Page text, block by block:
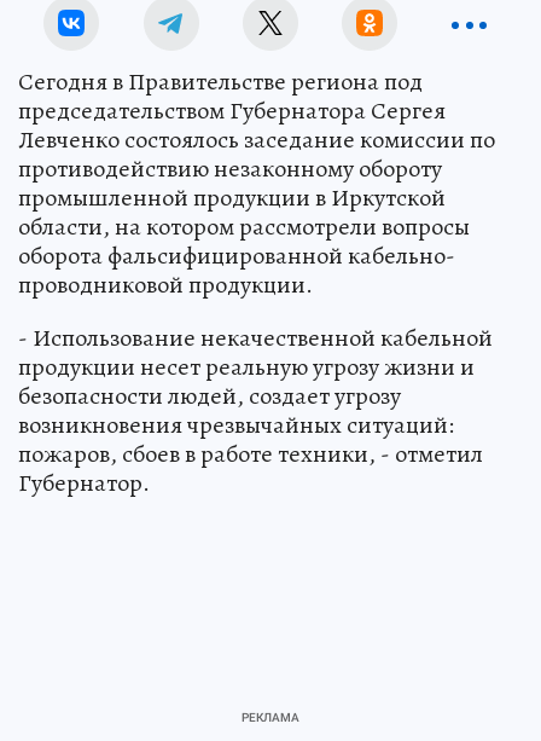
Сегодня в Правительстве региона под
председательством Губернатора Сергея
Левченко состоялось заседание комиссии по
противодействию незаконному обороту
промышленной продукции в Иркутской
области, на котором рассмотрели вопросы
оборота фальсифицированной кабельно-
проводниковой продукции.
- Использование некачественной кабельной
продукции несет реальную угрозу жизни и
безопасности людей, создает угрозу
возникновения чрезвычайных ситуаций:
пожаров, сбоев в работе техники, - отметил
Губернатор.